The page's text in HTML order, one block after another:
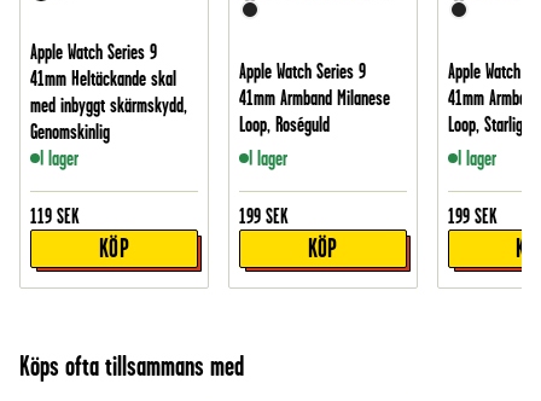
Apple Watch Series 9
41mm Heltäckande skal
med inbyggt skärmskydd,
Genomskinlig
I lager
119 SEK
KÖP
Apple Watch Series 9
41mm Armband Milanese
Loop, Roséguld
I lager
199 SEK
KÖP
Apple Watch
41mm
Loop, Starlight
I lager
199 SEK
Köps ofta tillsammans med